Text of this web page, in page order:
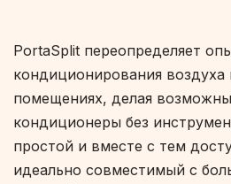
PortaSplit переопределяет
кондиционирования
помещениях, делая
кондиционеры без
простой и вместе с тем
идеально совместимый с